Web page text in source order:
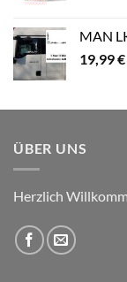
MAN
19,99€
ÜBER UNS
Herzlich